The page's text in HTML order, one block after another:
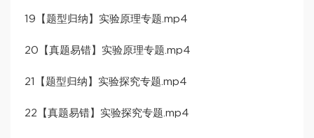
19【题型归纳】实验原理专题.mp4
20【真题易错】实验原理专题.mp4
21【题型归纳】实验探究专题.mp4
22【真题易错】实验探究专题.mp4